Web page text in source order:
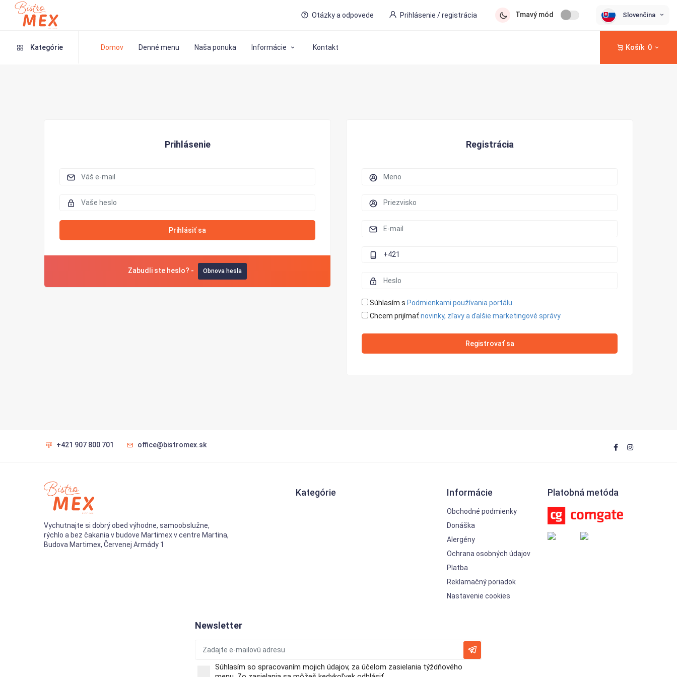
Otázky a odpovede Prihlásenie / registrácia Tmavý mód Slovenčina
Kategórie Domov Denné menu Naša ponuka Informácie Kontakt Košík 0
Prihlásenie
Prihlásiť sa
Zabudli ste heslo? - Obnova hesla
Registrácia
Súhlasím s Podmienkami používania portálu
Chcem prijímaťnovinky, zľavy a ďalšie marketingové správy
Registrovať sa
+421 907 800 701 office@bistromex.sk
Vychutnajte si dobrý obed výhodne, samoobslužne,
rýchlo a bez čakania v budove Martimex v centre Martina,
Budova Martimex, Červenej Armády 1
Kategórie Informácie
Obchodné podmienky
Donáška
Alergény
Ochrana osobných údajov
Platba
Reklamačný poriadok
Nastavenie cookies
Platobná metóda
Newsletter
Súhlasím so spracovaním mojich údajov, za účelom zasielania týždňového